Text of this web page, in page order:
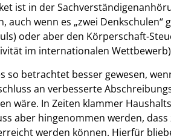
ist in der
auch wenn es „zwei
oder aber den Körperschaft-
im internationalen
so betrachtet besser gewesen,
an verbesserte
wäre. In Zeiten klammer
aber hingenommen werden,
werden können. Hierfür